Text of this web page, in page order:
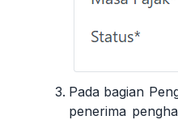
Pada bagian
penerima